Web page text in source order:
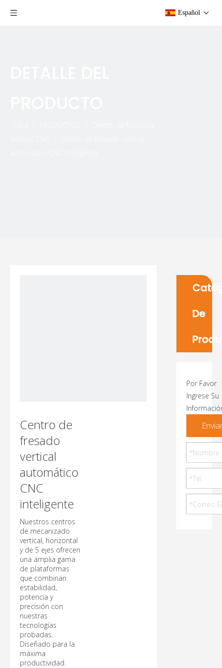
Español
Centro de
fresado
vertical
automático
CNC
inteligente
Nuestros centros
de mecanizado
vertical, horizontal
y de 5 ejes ofrecen
una amplia gama
de plataformas
que combinan
estabilidad,
potencia y
precisión con
nuestras
tecnologías
probadas.
Diseñado para la
máxima
productividad.
De
Por Favor
Ingrese Su